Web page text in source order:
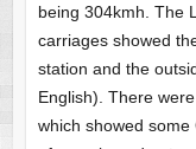
being 304kmh. The
carriages showed
station and the
English). There
which showed